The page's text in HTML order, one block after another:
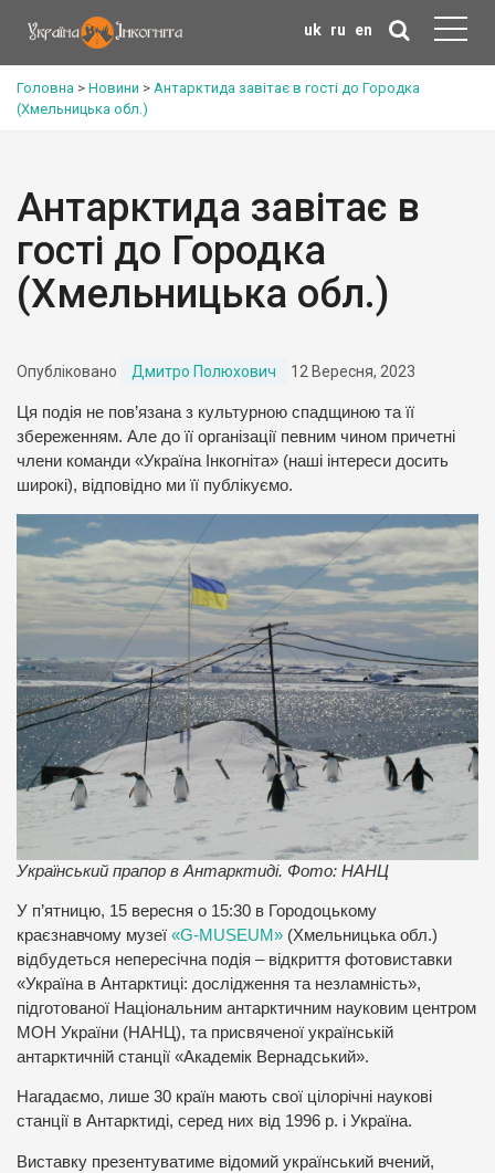
uk ru en
Головна > Новини > Антарктида завітає в гості до Городка
(Хмельницька обл.)
Антарктида завітає в
гості до Городка
(Хмельницька обл.)
Опубліковано Дмитро Полюхович 12 Вересня, 2023
Ця подія не пов’язана з культурною спадщиною та її
збереженням. Але до її організації певним чином причетні
члени команди «Україна Інкогніта» (наші інтереси досить
широкі), відповідно ми її публікуємо.
Український прапор в Антарктиді. Фото: НАНЦ
У п’ятницю, 15 вересня о 15:30 в Городоцькому
краєзнавчому музеї «G-MUSEUM» (Хмельницька обл.)
відбудеться непересічна подія – відкриття фотовиставки
«Україна в Антарктиці: дослідження та незламність»,
підготованої Національним антарктичним науковим центром
МОН України (НАНЦ), та присвяченої українській
антарктичній станції «Академік Вернадський».
Нагадаємо, лише 30 країн мають свої цілорічні наукові
станції в Антарктиді, серед них від 1996 р. і Україна.
Виставку презентуватиме відомий український вчений,